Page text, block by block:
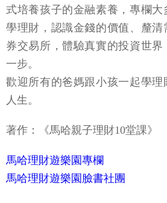
式培養孩子的金融素養，專欄
學理財，認識金錢的價值、釐
券交易所，體驗真實的投資世
一步。
歡迎所有的爸媽跟小孩一起學理
人生。
著作：《馬哈親子理財10堂課》
馬哈理財遊樂園專欄
馬哈理財遊樂園臉書社團